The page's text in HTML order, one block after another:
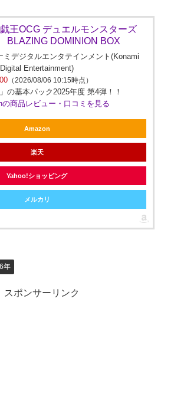
王OCG デュエルモンスターズ
BLAZING DOMINION BOX
ミデジタルエンタテインメント(Konami
Digital Entertainment)
（2026/08/06 10:15時点）
の基本パック2025年度 第4弾！！
の商品レビュー・口コミを見る
Amazon
楽天
Yahoo!ショッピング
メルカリ
年
スポンサーリンク